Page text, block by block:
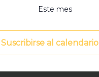
Este mes
Suscribirse al calendario